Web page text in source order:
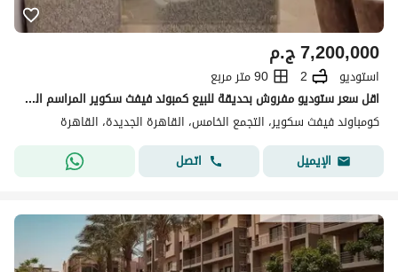
ج.م7,200,000
استوديو 2
90 متر مربع
اقل سعر ستوديو مفروش بحديقة للبيع كمبوند فيفث سكوير المراسم القاهرة الجديدة studio sale marasem
كومباوند فيفث سكوير، التجمع الخامس، القاهرة الجديدة، القاهرة
الإيميل
اتصل